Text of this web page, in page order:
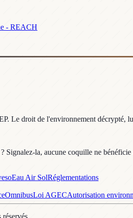
- REACH
Le droit de l'environnement décrypté,
Signalez-la, aucune coquille ne
Eau Air SolRéglementations
OmnibusLoi AGECAutorisation
réservés.